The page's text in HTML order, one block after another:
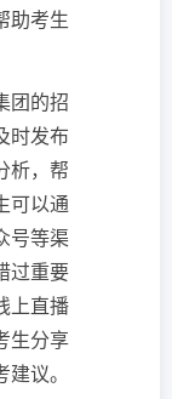
助考生
团的招
时发布
析，帮
可以通
号等渠
过重要
上直播
生分享
议。